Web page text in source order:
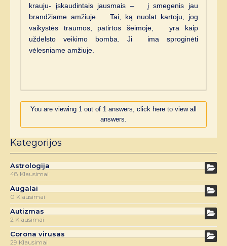
krauju- įskaudintais jausmais – į smegenis jau
brandžiame amžiuje. Tai, ką nuolat kartoju, jog
vaikystės traumos, patirtos šeimoje, yra kaip
uždelsto veikimo bomba. Ji ima sproginėti
vėlesniame amžiuje.
You are viewing 1 out of 1 answers, click here to view all
answers.
Kategorijos
Astrologija
48 Klausimai
Augalai
0 Klausimai
Autizmas
2 Klausimai
Corona virusas
29 Klausimai